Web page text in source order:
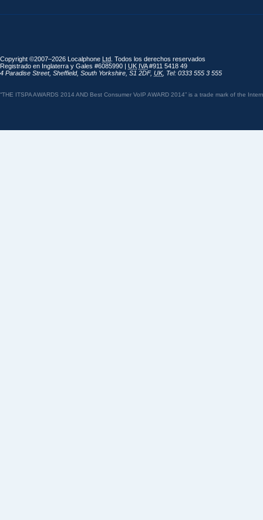
Copyright ©2007–2026 Localphone Ltd . Todos los derechos reservados
Registrado en Inglaterra y Gales #6085990 | UK IVA#911 5418 49
4 Paradise Street, Sheffield, South Yorkshire S1 2DF, UK, Tel: 0333 555 3 555
“THE ITSPA AWARDS 2014 AND Best Consumer VoIP AWARD 2014” is a trade mark of the